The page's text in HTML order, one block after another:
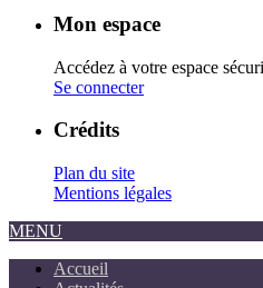
Mon espace
Accédez à votre espace
Se connecter
Crédits
Plan du site
Mentions légales
MENU
Accueil